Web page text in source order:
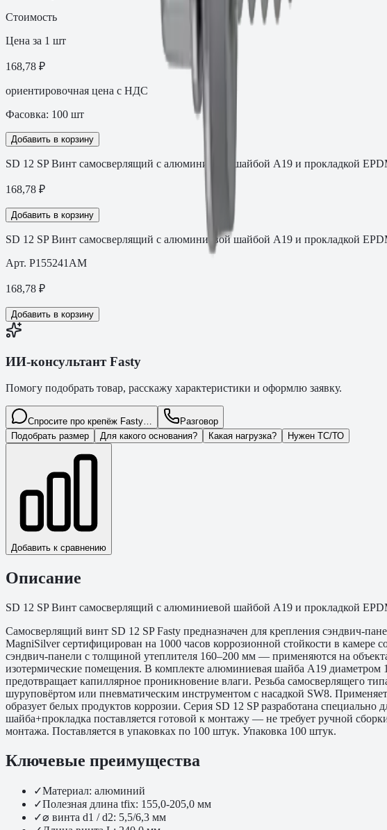
Стоимость
Цена за 1 шт
168,78 ₽
ориентировочная цена с НДС
Фасовка: 100 шт
Добавить в корзину
SD 12 SP Винт самосверлящий с алюминиевой шайбой A19 и прокладкой
168,78 ₽
Добавить в корзину
SD 12 SP Винт самосверлящий с алюминиевой шайбой A19 и прокладкой
Арт. P155241AM
168,78 ₽
Добавить в корзину
ИИ-консультант Fasty
Помогу подобрать товар, расскажу характеристики и оформлю заявку.
Спросите про крепёж Fasty…
Разговор
Подобрать размер
Для какого основания? Какая нагрузка? Нужен ТС/ТО
Добавить к сравнению
Описание
SD 12 SP Винт самосверлящий с алюминиевой шайбой A19 и прокладкой
Самосверлящий винт SD 12 SP Fasty предназначен для крепления сэндвич-
MagniSilver сертифицирован на 1000 часов коррозионной стойкости в камере
сэндвич-панели с толщиной утеплителя 160–200 мм — применяются на
изотермические помещения. В комплекте алюминиевая шайба A19
предотвращает капиллярное проникновение влаги. Резьба самосверлящего
шуруповёртом или пневматическим инструментом с насадкой SW8.
образует белых продуктов коррозии. Серия SD 12 SP разработана
шайба+прокладка поставляется готовой к монтажу — не требует ручной
монтажа. Поставляется в упаковках по 100 штук. Упаковка 100 штук.
Ключевые преимущества
✓Материал: алюминий
✓Полезная длина tfix: 155,0-205,0 мм
✓⌀ винта d1 / d2: 5,5/6,3 мм